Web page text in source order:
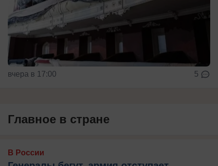
вчера в 17:00 5
Главное в стране
В России